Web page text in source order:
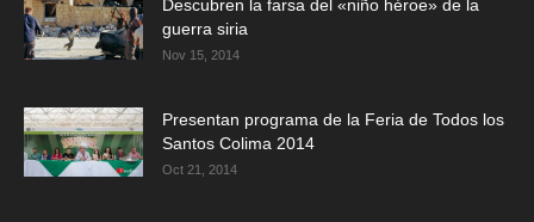
Descubren la farsa del «niño héroe» de la
guerra siria
Nov 15, 2014
Presentan programa de la Feria de Todos los
Santos Colima 2014
Oct 21, 2014